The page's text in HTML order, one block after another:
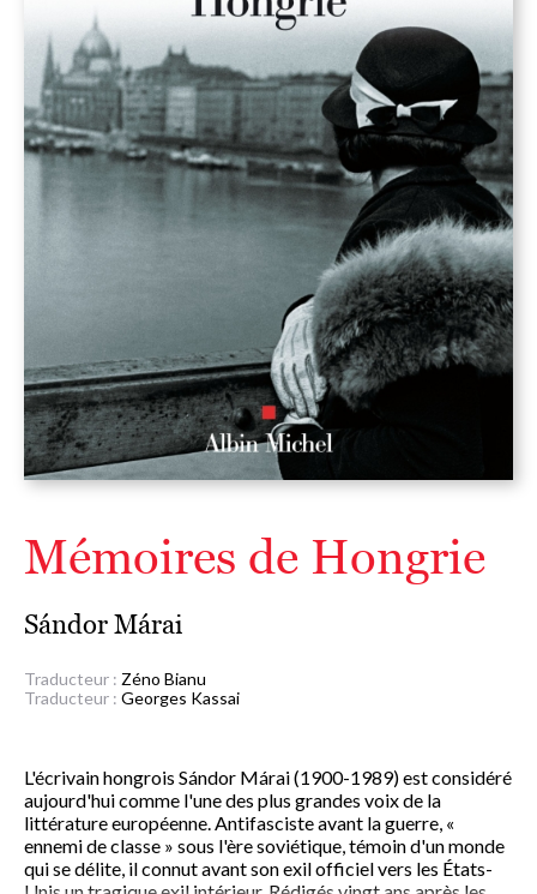
Mémoires de Hongrie
Sándor Márai
Traducteur : Zéno Bianu
Traducteur : Georges Kassai
L'écrivain hongrois Sándor Márai (1900-1989) est considéré
aujourd'hui comme l'une des plus grandes voix de la
littérature européenne. Antifasciste avant la guerre, «
ennemi de classe » sous l'ère soviétique, témoin d'un monde
qui se délite, il connut avant son exil officiel vers les États-